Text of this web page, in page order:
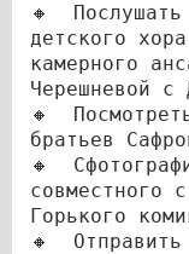
🔸 Послушать
детского
камерного
Черешневой с
🔸
братьев
🔸
совместного
Горького
🔸